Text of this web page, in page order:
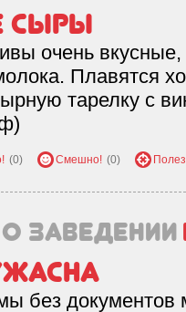
сыры
очень вкусные,
Плавятся
тарелку с
(0) Смешно! (0)
о заведении
без документов